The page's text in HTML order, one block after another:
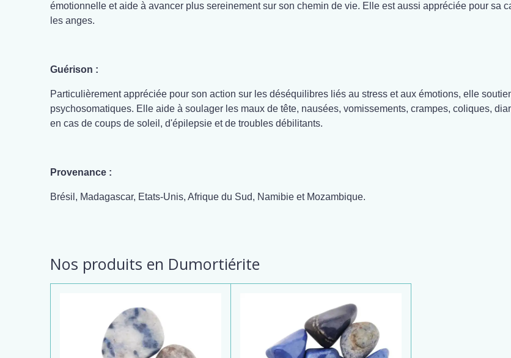
émotionnelle et aide à avancer plus sereinement sur son chemin de vie. Elle est aussi appréciée pour sa
les anges.
Guérison :
Particulièrement appréciée pour son action sur les déséquilibres liés au stress et aux émotions, elle
psychosomatiques. Elle aide à soulager les maux de tête, nausées, vomissements, crampes, coliques,
en cas de coups de soleil, d'épilepsie et de troubles débilitants.
Provenance :
Brésil, Madagascar, Etats-Unis, Afrique du Sud, Namibie et Mozambique.
Nos produits en Dumortiérite